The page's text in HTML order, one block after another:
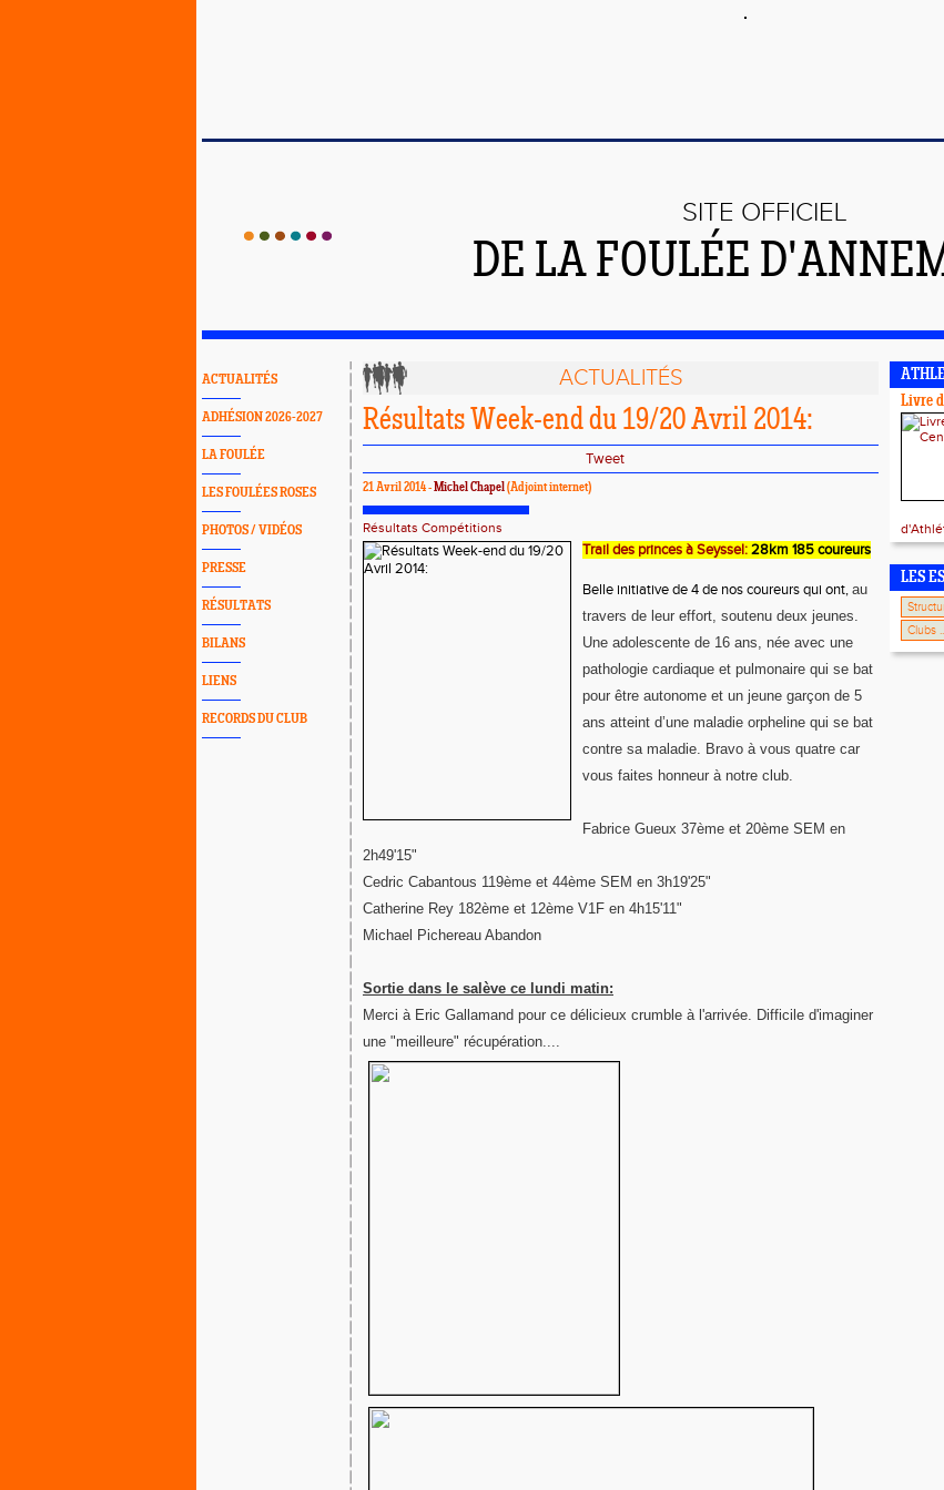
SITE OFFICIEL
DE LA FOULÉE
ACTUALITÉS
ADHÉSION 2026-2027
LA FOULÉE
LES FOULÉES ROSES
PHOTOS / VIDÉOS
PRESSE
RÉSULTATS
BILANS
LIENS
RECORDS DU CLUB
ACTUALITÉS
Résultats Week-end du 19/20 Avril 2014:
Tweet
21 Avril 2014 -Michel Chapel(Adjoint internet)
Résultats Compétitions
Trail des princes à Seyssel:28km 185 coureurs
Belle initiative de 4 de nos coureurs qui ont, au
travers de leur effort, soutenu deux jeunes.
Une adolescente de 16 ans, née avec une
pathologie cardiaque et pulmonaire qui se bat
pour être autonome et un jeune garçon de 5
ans atteint d’une maladie orpheline qui se bat
contre sa maladie. Bravo à vous quatre car
vous faites honneur à notre club.
Fabrice Gueux 37ème et 20ème SEM en
2h49'15"
Cedric Cabantous 119ème et 44ème SEM en 3h19'25"
Catherine Rey 182ème et 12ème V1F en 4h15'11"
Michael Pichereau Abandon
Sortie dans le salève ce lundi matin:
Merci à Eric Gallamand pour ce délicieux crumble à l'arrivée. Difficile d'imaginer
une "meilleure" récupération....
Livre
LES